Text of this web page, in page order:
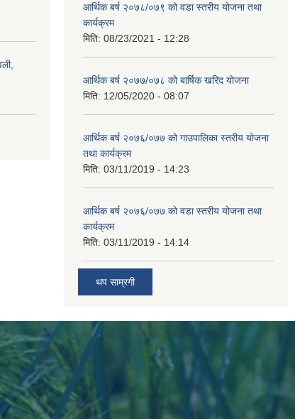
आर्थिक बर्ष २०७८/०७९ को वडा स्तरीय योजना तथा
कार्यक्रम
मिति: 08/23/2021 - 12:28
आर्थिक बर्ष २०७७/०७८ को बार्षिक खरिद योजना
मिति: 12/05/2020 - 08:07
आर्थिक बर्ष २०७६/०७७ को गाउपालिका स्तरीय योजना
तथा कार्यक्रम
मिति: 03/11/2019 - 14:23
आर्थिक बर्ष २०७६/०७७ को वडा स्तरीय योजना तथा
कार्यक्रम
मिति: 03/11/2019 - 14:14
थप साम्रगी